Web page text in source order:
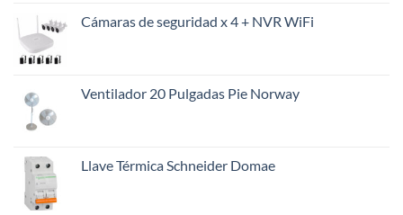
original
actual
Cámaras de seguridad x 4 + NVR WiFi
Ventilador 20 Pulgadas Pie Norway
Llave Térmica Schneider Domae